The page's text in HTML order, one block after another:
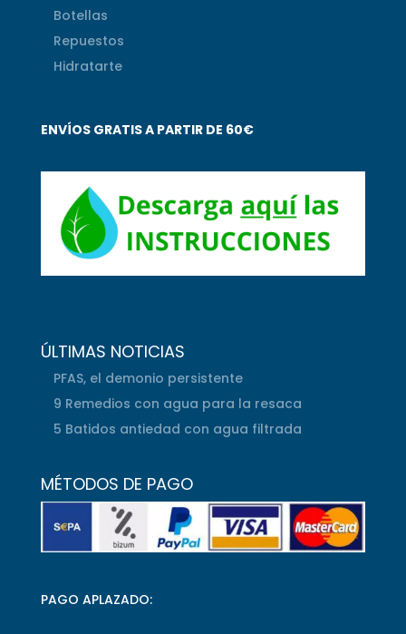
Botellas
Repuestos
Hidratarte
ENVÍOS GRATIS A PARTIR DE 60€
ÚLTIMAS NOTICIAS
PFAS, el demonio persistente
9 Remedios con agua para la resaca
5 Batidos antiedad con agua filtrada
MÉTODOS DE PAGO
PAGO APLAZADO: